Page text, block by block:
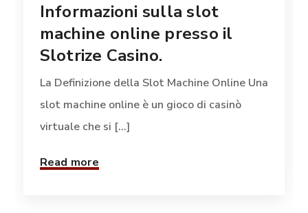
Informazioni sulla slot
machine online presso il
Slotrize Casino.
La Definizione della Slot Machine Online Una
slot machine online è un gioco di casinò
virtuale che si [...]
Read more